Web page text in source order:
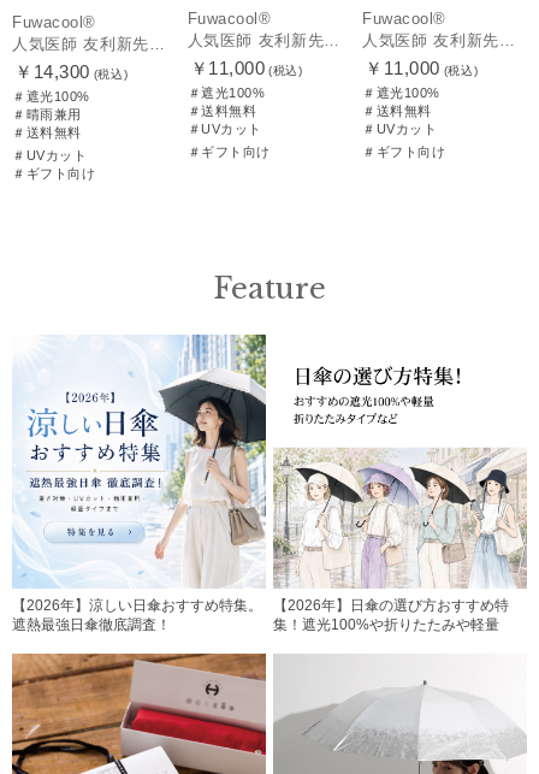
Fuwacool®
￥14,300 (税込)
＃遮光100%
＃晴雨兼用
＃送料無料
＃UVカット
＃ギフト向け
Fuwacool®
￥11,000 (税込)
＃遮光100%
＃送料無料
＃UVカット
＃ギフト向け
Fuwacool®
￥11,000 (税込)
＃遮光100%
＃送料無料
＃UVカット
＃ギフト向け
Feature
【2026年】涼しい日傘おすすめ特集。
遮熱最強日傘徹底調査！
【2026年】日傘の選び方おすすめ特
集！遮光100%や折りたたみや軽量